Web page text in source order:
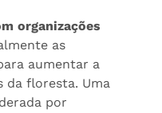
organizações
as
aumentar a
da floresta. Uma
por